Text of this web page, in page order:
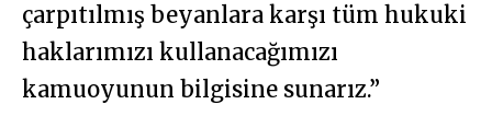
çarpıtılmış beyanlara karşı tüm hukuki
haklarımızı kullanacağımızı
kamuoyunun bilgisine sunarız.”